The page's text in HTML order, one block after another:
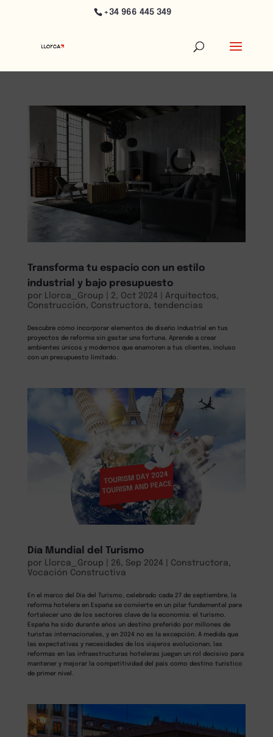
+34 966 445 349
Transforma tu espacio con un estilo
industrial y bajo presupuesto
por Llorca_Group 2, Oct 2024 Arquitectos,
Construcción, Constructora, tendencias
Descubre cómo incorporar elementos de diseño industrial en tus
proyectos de reforma sin gastar una fortuna. Aprende a crear
ambientes únicos y modernos que enamoren a tus clientes, incluso
con un presupuesto limitado.
Día Mundial del Turismo
por Llorca_Group 26, Sep 2024 Constructora,
Vocación Constructiva
En el marco del Día del Turismo, celebrado cada 27 de septiembre, la
reforma hotelera en España se convierte en un pilar fundamental para
fortalecer uno de los sectores clave de la economía: el turismo.
España ha sido durante años un destino preferido por millones de
turistas internacionales, y en 2024 no es la excepción. A medida que
las expectativas y necesidades de los viajeros evolucionan, las
reformas en las infraestructuras hoteleras juegan un rol decisivo para
mantener y mejorar la competitividad del país como destino turístico
de primer nivel.